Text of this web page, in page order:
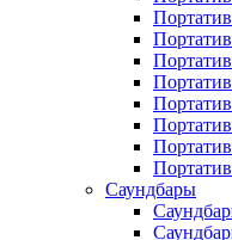
Саундбары